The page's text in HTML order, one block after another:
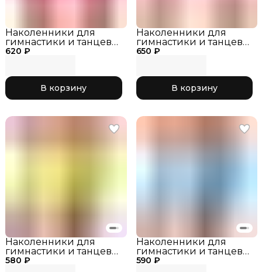
620 ₽
Наколенники для
гимнастики и танцев
INDIGO IN-211 Розовый,
В корзину
650 ₽
Наколенники для
гимнастики и танцев
INDIGO SM-113
В корзину
580 ₽
Наколенники для
гимнастики и танцев
INDIGO SM-113 Желтый,
590 ₽
Наколенники для
гимнастики и танцев
INDIGO SM-113 Голубой,